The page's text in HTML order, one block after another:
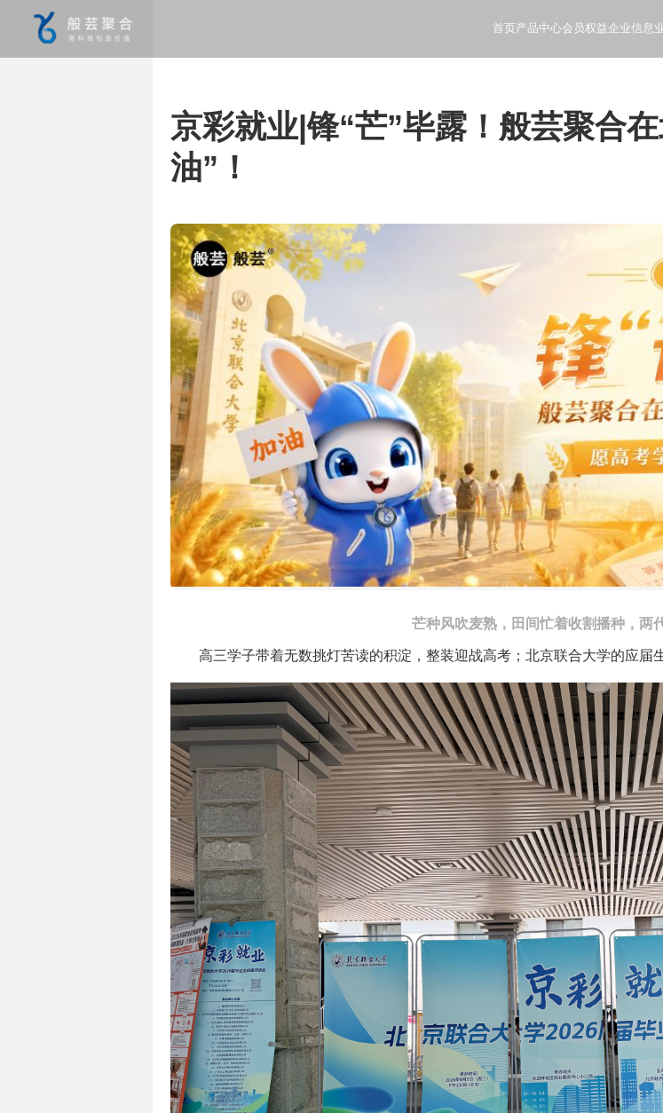
首页 产品中心
- 般芸聚合科技产品使
会员权益
- 产品会员特权和增
企业信息
- 般芸聚-
京彩就业|锋“芒”毕露！般芸聚合
油”！
芒种风吹麦熟，田间忙着收割播种，两
高三学子带着无数挑灯苦读的积淀，整装迎战高考；北京联合大学的应届